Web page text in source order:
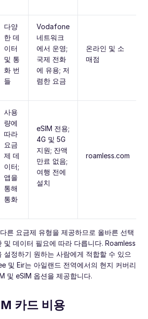
다양
한 데
이터
및 통
화 번
들
Vodafone
네트워크
에서 운영;
국제 전화
에 유용; 저
렴한 요금
온라인 및 소
매점
사용
량에
따라
요금
제 데
이터;
앱을
통해
통화
eSIM 전용;
4G 및 5G
지원; 잔액
만료 없음;
여행 전에
설치
roamless.com
른 요금제 유형을 제공하므로 올바른 선택
및 데이터 필요에 따라 다릅니다. Roamless
설정하기 원하는 사람에게 적합할 수 있으
및 Eir는 아일랜드 전역에서의 현지 커버리
및 eSIM 옵션을 제공합니다.
카드 비용